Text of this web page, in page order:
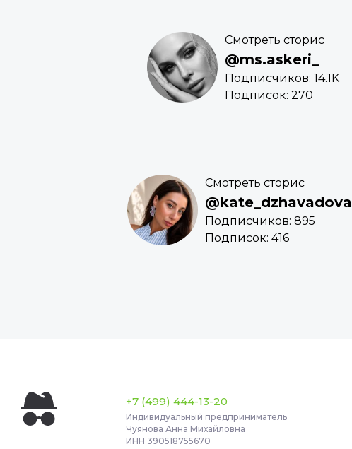
Смотреть сторис
@ms.askeri_
Подписчиков: 14.1K
Подписок: 270
Смотреть сторис
@kate_dzhavadova
Подписчиков: 895
Подписок: 416
+7 (499) 444-13-20
Индивидуальный предприниматель
Чуянова Анна Михайловна
ИНН 390518755670